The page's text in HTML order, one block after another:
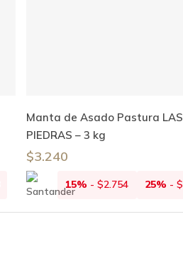
Añadir Al Carrito
Manta de Asado Pastura LAS
PIEDRAS – 3 kg
$3.240
15% -$2.754 25% -$